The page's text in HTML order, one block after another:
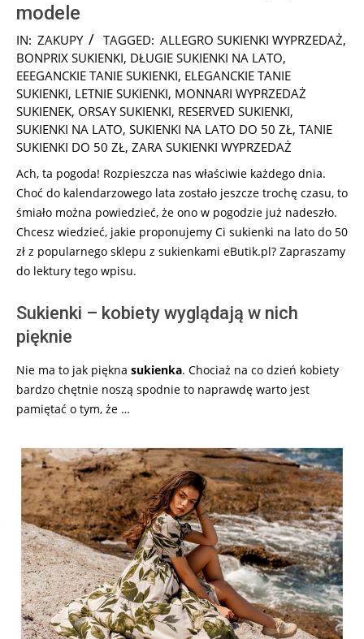
modele
2025-
07-
26
IN: ZAKUPY TAGGED: ALLEGRO SUKIENKI WYPRZEDAŻ,
BONPRIX SUKIENKI, DŁUGIE SUKIENKI NA LATO,
EEEGANCKIE TANIE SUKIENKI, ELEGANCKIE TANIE
SUKIENKI, LETNIE SUKIENKI, MONNARI WYPRZEDAŻ
SUKIENEK, ORSAY SUKIENKI, RESERVED SUKIENKI,
SUKIENKI NA LATO, SUKIENKI NA LATO DO 50 ZŁ, TANIE
SUKIENKI DO 50 ZŁ, ZARA SUKIENKI WYPRZEDAŻ
Ach, ta pogoda! Rozpieszcza nas właściwie każdego dnia.
Choć do kalendarzowego lata zostało jeszcze trochę czasu, to
śmiało można powiedzieć, że ono w pogodzie już nadeszło.
Chcesz wiedzieć, jakie proponujemy Ci sukienki na lato do 50
zł z popularnego sklepu z sukienkami eButik.pl? Zapraszamy
do lektury tego wpisu.
Sukienki – kobiety wyglądają w nich
pięknie
Nie ma to jak piękna sukienka. Chociaż na co dzień kobiety
bardzo chętnie noszą spodnie to naprawdę warto jest
pamiętać o tym, że …